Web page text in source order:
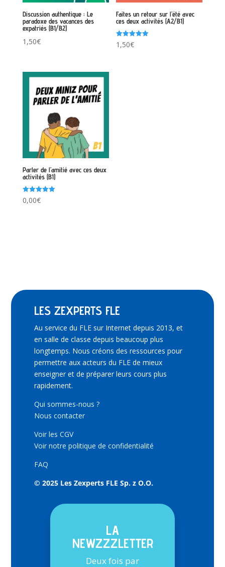
Discussion authentique : Le
paradoxe des vacances des
expatriés (B1/B2)
1,50€
Faites un retour sur l’été avec
ces deux activités (A2/B1)
Note
5.00
1,50€
Parler de l’amitié avec ces deux
activités (B1)
Note
5.00
0,00€
LES ZEXPERTS FLE
Au service du FLE sur Internet depuis 2013, et
en salle de classe depuis beaucoup plus
longtemps. Nous créons des ressources pour
permettre aux acteurs du FLE de mieux
enseigner et de préparer leurs cours plus
rapidement.
Qui sommes-nous ?
Nous contacter
Voir les CGV
Voir notre politique de confidentialité
FAQ
© 2025 Les Zexperts FLE Sp. z O.O.
LA
NEWZZZLETTER
Deux fois par